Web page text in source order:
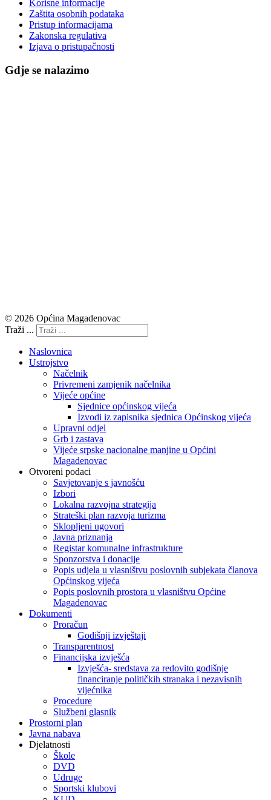
Korisne informacije
Zaštita osobnih podataka
Pristup informacijama
Zakonska regulativa
Izjava o pristupačnosti
Gdje se nalazimo
© 2026 Općina Magadenovac
Traži ...
Naslovnica
Ustrojstvo
Načelnik
Privremeni zamjenik načelnika
Vijeće općine
Sjednice općinskog vijeća
Izvodi iz zapisnika sjednica Općinskog vijeća
Upravni odjel
Grb i zastava
Vijeće srpske nacionalne manjine u Općini
Magadenovac
Otvoreni podaci
Savjetovanje s javnošću
Izbori
Lokalna razvojna strategija
Strateški plan razvoja turizma
Sklopljeni ugovori
Javna priznanja
Registar komunalne infrastrukture
Sponzorstva i donacije
Popis udjela u vlasništvu poslovnih subjekata članova
Općinskog vijeća
Popis poslovnih prostora u vlasništvu Općine
Magadenovac
Dokumenti
Proračun
Godišnji izvještaji
Transparentnost
Financijska izvješća
Izvješća- sredstava za redovito godišnje
financiranje političkih stranaka i nezavisnih
vijećnika
Procedure
Službeni glasnik
Prostorni plan
Javna nabava
Djelatnosti
Škole
DVD
Udruge
Sportski klubovi